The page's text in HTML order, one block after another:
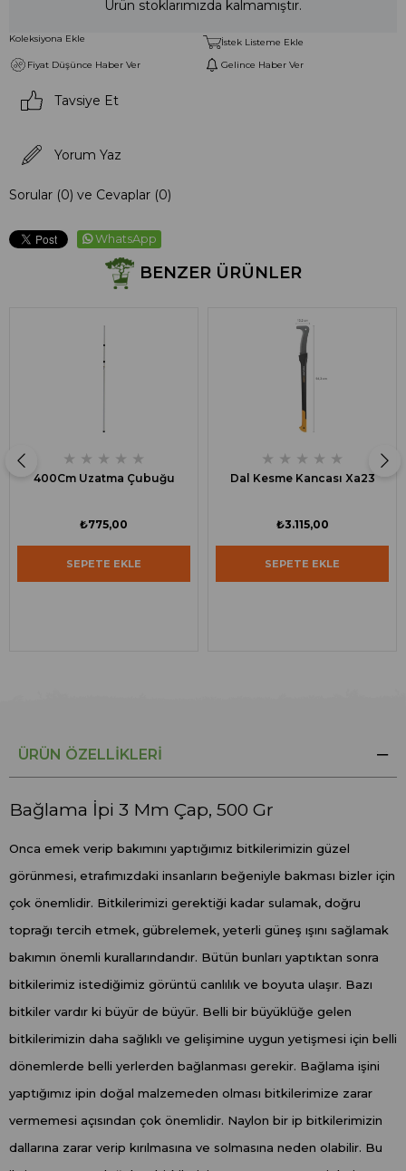
Ürün stoklarımızda kalmamıştır.
Koleksiyona Ekle
İstek Listeme Ekle
Fiyat Düşünce Haber Ver
Gelince Haber Ver
Tavsiye Et
Yorum Yaz
Sorular (0) ve Cevaplar (0)
WhatsApp
BENZER ÜRÜNLER
★ ★ ★ ★ ★
400Cm Uzatma Çubuğu
₺775,00
SEPETE EKLE
★ ★ ★ ★ ★
Dal Kesme Kancası Xa23
₺3.115,00
SEPETE EKLE
ÜRÜN ÖZELLIKLERI
Bağlama İpi 3 Mm Çap, 500 Gr
Onca emek verip bakımını yaptığımız bitkilerimizin güzel
görünmesi, etrafımızdaki insanların beğeniyle bakması bizler için
çok önemlidir. Bitkilerimizi gerektiği kadar sulamak, doğru
toprağı tercih etmek, gübrelemek, yeterli güneş ışını sağlamak
bakımın önemli kurallarındandır. Bütün bunları yaptıktan sonra
bitkilerimiz istediğimiz görüntü canlılık ve boyuta ulaşır. Bazı
bitkiler vardır ki büyür de büyür. Belli bir büyüklüğe gelen
bitkilerimizin daha sağlıklı ve gelişimine uygun yetişmesi için belli
dönemlerde belli yerlerden bağlanması gerekir. Bağlama işini
yaptığımız ipin doğal malzemeden olması bitkilerimize zarar
vermemesi açısından çok önemlidir. Naylon bir ip bitkilerimizin
dallarına zarar verip kırılmasına ve solmasına neden olabilir. Bu